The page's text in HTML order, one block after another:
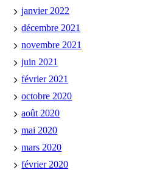
janvier 2022
décembre 2021
novembre 2021
juin 2021
février 2021
octobre 2020
août 2020
mai 2020
mars 2020
février 2020